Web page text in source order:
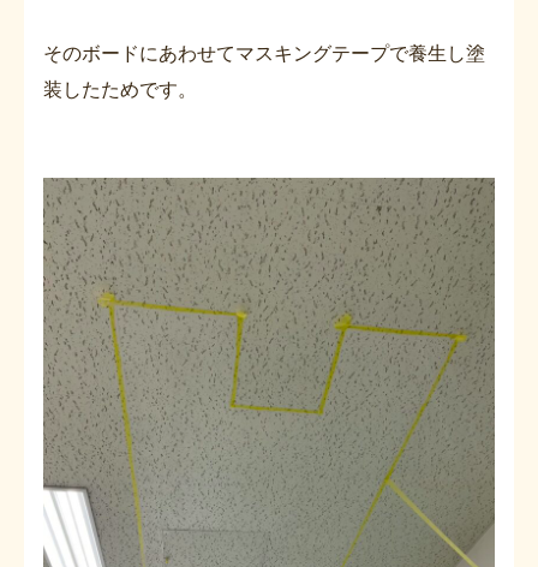
そのボードにあわせてマスキングテープで養生し塗
装したためです。